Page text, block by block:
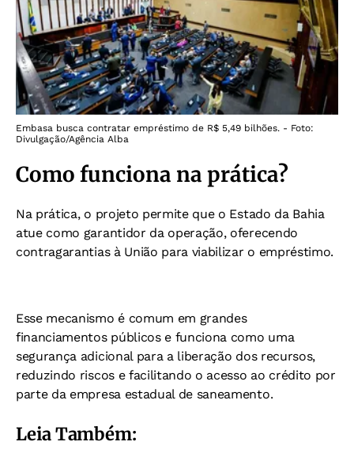
Embasa busca contratar empréstimo de R$ 5,49 bilhões. - Foto:
Divulgação/Agência Alba
Como funciona na prática?
Na prática, o projeto permite que o Estado da Bahia
atue como garantidor da operação, oferecendo
contragarantias à União para viabilizar o empréstimo.
Esse mecanismo é comum em grandes
financiamentos públicos e funciona como uma
segurança adicional para a liberação dos recursos,
reduzindo riscos e facilitando o acesso ao crédito por
parte da empresa estadual de saneamento.
Leia Também: